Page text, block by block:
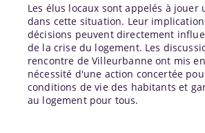
Les élus locaux sont appelés à jouer
dans cette situation. Leur
décisions peuvent directement
de la crise du logement. Les
rencontre de Villeurbanne ont mis
nécessité d'une action concertée
conditions de vie des habitants et
au logement pour tous.